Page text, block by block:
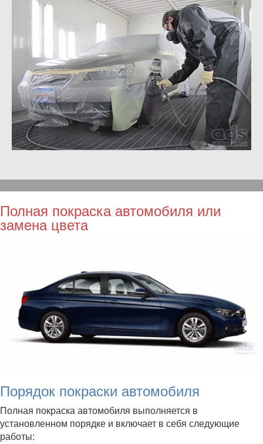
Полная покраска автомобиля или
замена цвета
Порядок покраски автомобиля
Полная покраска автомобиля выполняется в
установленном порядке и включает в себя следующие
работы: